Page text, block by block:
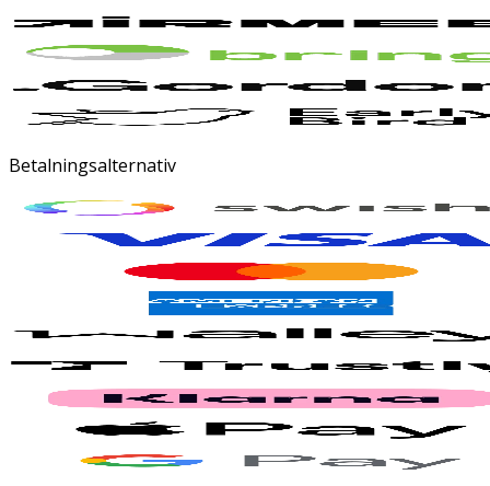
Betalningsalternativ